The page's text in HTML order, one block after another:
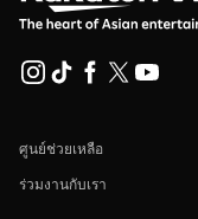
ศูนย์ช่วยเหลือ
ร่วมงานกับเรา